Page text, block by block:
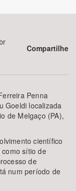
BUSCAR
Compartilhe
Penna
Goeldi localizada
de Melgaço (PA),
científico
sítio de
de
num período de